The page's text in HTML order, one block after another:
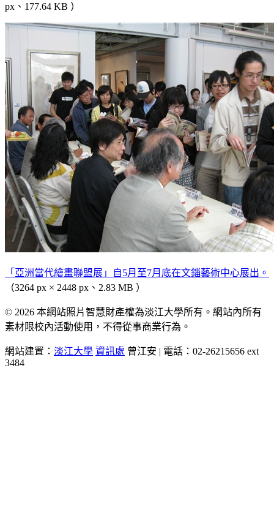
px、177.64 KB ）
「亞洲當代繪畫聯盟展」自5月至7月底在文錙藝術中心展出。
（3264 px × 2448 px、2.83 MB ）
© 2026 本網站照片智慧財產權為淡江大學所有。網站內所有
素材限校內活動使用，不得從事商業行為。
網站建置： 淡江大學 資訊處 曾江安 | 電話：02-26215656 ext
3484